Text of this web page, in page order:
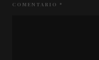
COMENTARIO *